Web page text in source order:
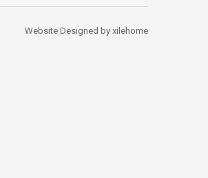
Website Designed by xilehome